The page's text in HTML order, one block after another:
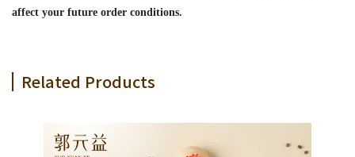
affect your future order conditions.
Related Products